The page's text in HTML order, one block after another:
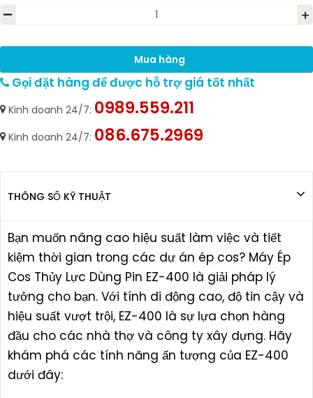
- +
Mua hàng
Gọi đặt hàng để được hỗ trợ giá tốt nhất
Kinh doanh 24/7: 0989.559.211
Kinh doanh 24/7: 086.675.2969
THÔNG SỐ KỸ THUẬT
Bạn muốn nâng cao hiệu suất làm việc và tiết
kiệm thời gian trong các dự án ép cos? Máy Ép
Cos Thủy Lực Dùng Pin EZ-400 là giải pháp lý
tưởng cho bạn. Với tính di động cao, độ tin cậy và
hiệu suất vượt trội, EZ-400 là sự lựa chọn hàng
đầu cho các nhà thợ và công ty xây dựng. Hãy
khám phá các tính năng ấn tượng của EZ-400
dưới đây: